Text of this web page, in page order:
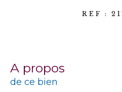
REF :
a propos
de ce bien